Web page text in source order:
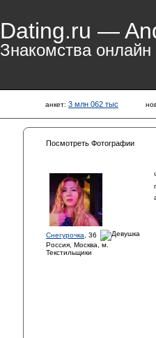
Dating.ru —
Знакомства онлайн
анкет: 3 млн 062 тыс
Посмотреть Фотографии
Снегурочка , 36
Россия, Москва, м.
Текстильщики